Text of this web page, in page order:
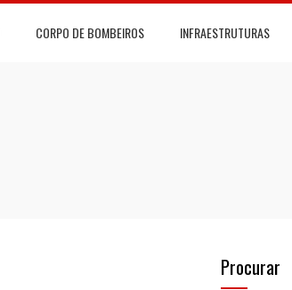
CORPO DE BOMBEIROS INFRAESTRUTURAS
Procurar